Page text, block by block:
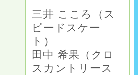
三井 こころ（ス
ピードスケー
ト）
田中 希果（クロ
スカントリース